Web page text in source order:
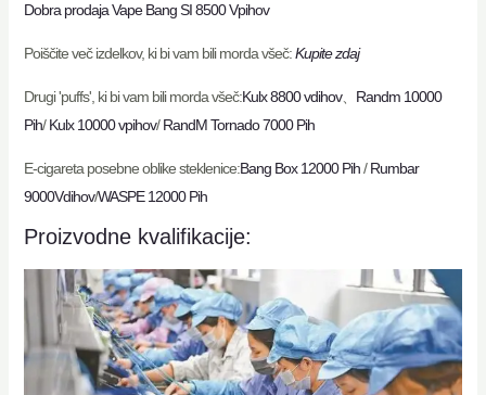
Dobra prodaja Vape Bang SI 8500 Vpihov
Poiščite več izdelkov, ki bi vam bili morda všeč:Kupite zdaj
Drugi 'puffs', ki bi vam bili morda všeč:Kulx 8800 vdihov、 Randm 10000
Pih/Kulx 10000 vpihov/RandM Tornado 7000 Pih
E-cigareta posebne oblike steklenice:Bang Box 12000 Pih/Rumbar
9000Vdihov/WASPE 12000 Pih
Proizvodne kvalifikacije: